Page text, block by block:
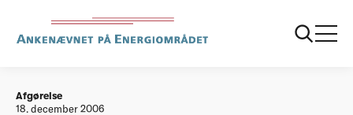
Afgørelser
20061218 Manglende anmeldelse af aendret
beregningsprincip
Afgørelse
18. december 2006